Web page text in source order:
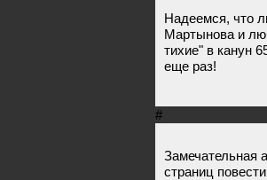
Надеемся, что
Мартынова и
тихие" в канун
еще раз!
#
Замечательная
страниц